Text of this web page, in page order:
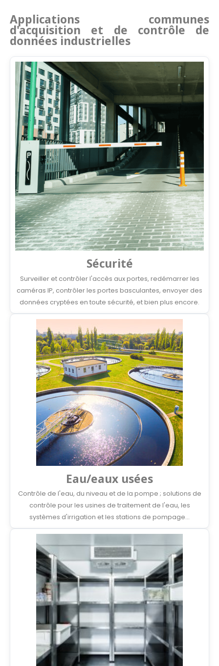
Applications communes
d'acquisition et de contrôle de
données industrielles
Sécurité
Surveiller et contrôler l'accès aux portes, redémarrer les
caméras IP, contrôler les portes basculantes, envoyer des
données cryptées en toute sécurité, et bien plus encore.
Eau/eaux usées
Contrôle de l'eau, du niveau et de la pompe ; solutions de
contrôle pour les usines de traitement de l'eau, les
systèmes d'irrigation et les stations de pompage...